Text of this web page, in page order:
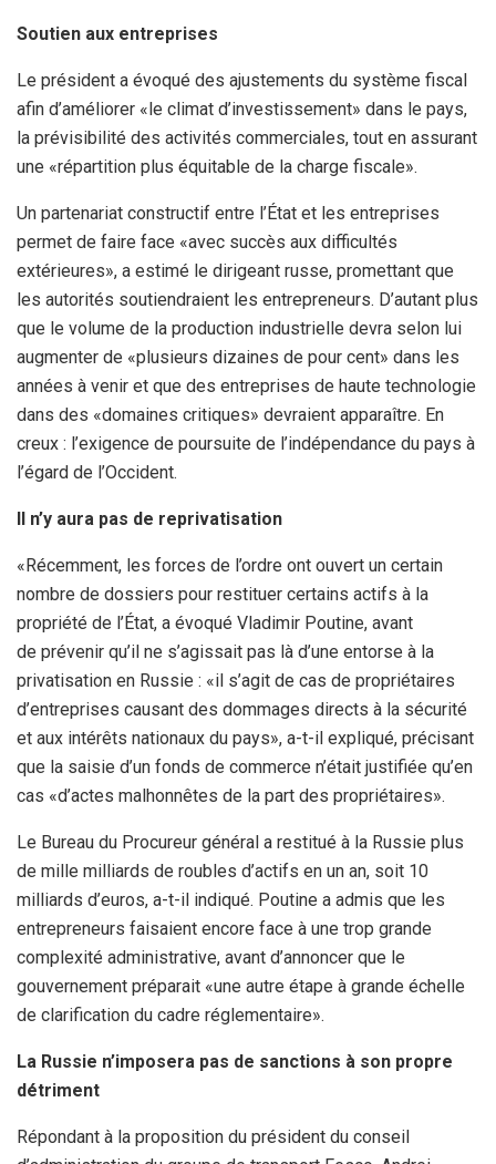
Soutien aux entreprises
Le président a évoqué des ajustements du système fiscal
afin d’améliorer «le climat d’investissement» dans le pays,
la prévisibilité des activités commerciales, tout en assurant
une «répartition plus équitable de la charge fiscale».
Un partenariat constructif entre l’État et les entreprises
permet de faire face «avec succès aux difficultés
extérieures», a estimé le dirigeant russe, promettant que
les autorités soutiendraient les entrepreneurs. D’autant plus
que le volume de la production industrielle devra selon lui
augmenter de «plusieurs dizaines de pour cent» dans les
années à venir et que des entreprises de haute technologie
dans des «domaines critiques» devraient apparaître. En
creux : l’exigence de poursuite de l’indépendance du pays à
l’égard de l’Occident.
Il n’y aura pas de reprivatisation
«Récemment, les forces de l’ordre ont ouvert un certain
nombre de dossiers pour restituer certains actifs à la
propriété de l’État, a évoqué Vladimir Poutine, avant
de prévenir qu’il ne s’agissait pas là d’une entorse à la
privatisation en Russie : «il s’agit de cas de propriétaires
d’entreprises causant des dommages directs à la sécurité
et aux intérêts nationaux du pays», a-t-il expliqué, précisant
que la saisie d’un fonds de commerce n’était justifiée qu’en
cas «d’actes malhonnêtes de la part des propriétaires».
Le Bureau du Procureur général a restitué à la Russie plus
de mille milliards de roubles d’actifs en un an, soit 10
milliards d’euros, a-t-il indiqué. Poutine a admis que les
entrepreneurs faisaient encore face à une trop grande
complexité administrative, avant d’annoncer que le
gouvernement préparait «une autre étape à grande échelle
de clarification du cadre réglementaire».
La Russie n’imposera pas de sanctions à son propre
détriment
Répondant à la proposition du président du conseil